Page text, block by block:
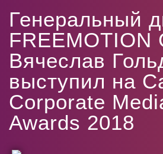
Генеральный
FREEMOTION
Вячеслав
выступил на
Corporate
Awards 2018